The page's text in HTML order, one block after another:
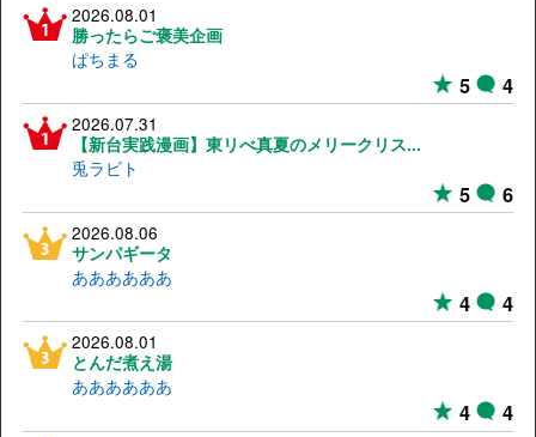
2026.08.01
勝ったらご褒美企画
ぱちまる
5 4
2026.07.31
【新台実践漫画】東リべ真夏のメリークリス...
兎ラビト
5 6
2026.08.06
サンパギータ
ああああああ
4 4
2026.08.01
とんだ煮え湯
ああああああ
4 4